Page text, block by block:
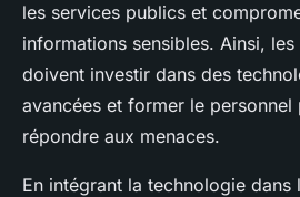
les services publics et
informations sensibles. Ainsi,
doivent investir dans des
avancées et former le
répondre aux menaces.
En intégrant la technologie